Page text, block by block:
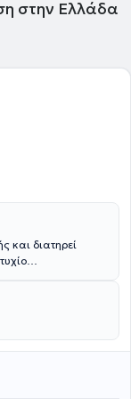
στην Ελλάδα
και διατηρεί
στο τμήμα
Σόφιας, στη
και τον
Mc Kenzie στη
Sujok Therapy από